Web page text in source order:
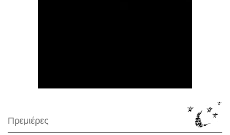
Πρεμιέρες